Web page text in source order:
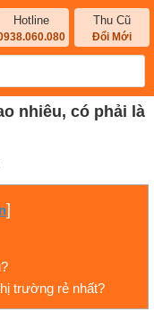
Hotline Thu Cũ
Đổi Mới
nhiêu, có phải là
]
trường rẻ nhất?